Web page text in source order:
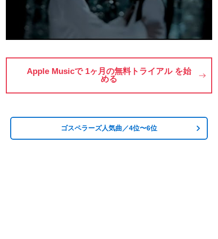
Apple Musicで 1ヶ月の無料トライアル を始
める
ゴスペラーズ人気曲／4位〜6位